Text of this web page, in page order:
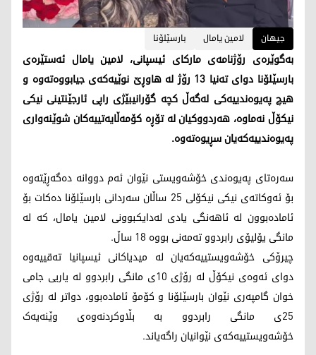
جیهان لامین یامال بارسێلۆنا
بەگوێرەی رۆژنامەی مارکای ئیسپانی، لامین یامال ئەستێرەی
بارسێلۆنا دوای تەنیا 13 رۆژ لە هاوڕێ نوێیەکەی جیابووەتەوە و
هیچ پەیوەندییەکی لەگەڵ کچە گۆرانیبێژی راپی ئارجێنتینی نیکی
نیکۆڵ نەماوە، هەردووکیان لە تۆڕە کۆمەڵایەتییەکان شوێنەواری
پەیوەندییەکەیان سڕیوەتەوە.
سەرەتای پەیوەندی خۆشەویستی نێوان ئەم دووانە دەگەڕێتەوە
بۆ ئەوکاتەی نیکی نیکۆلی 25 ساڵان سەردانی بارسێلۆنا دەکات بۆ
ئامادەبوون لە ئاهەنگی یادی لەدایکبوونی لامین یامال، کە لە
مانگی یۆلیۆی رابردوو تەمەنی بووە 18 ساڵ.
چیرۆکی خۆشەویستییەکەیان لە میدیاکانی ئیسپانیا تەقییەوە
دوای ئەوەی نیکۆڵ لە رۆژی 10ی مانگی رابردوو لە یاریی جامی
خوان گامپەری نێوان بارسێلۆنا و کۆمۆ ئامادەبوو، دواتر لە رۆژی
25ی مانگی رابردوو بە بڵاوکردنەوەی وێنەیەک
خۆشەویستییەکەی نێوانیان راگەیاند.